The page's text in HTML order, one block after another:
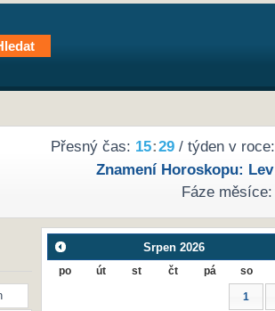
Přesný čas: 15 29/ týden v roce:
Znamení Horoskopu: Lev
Fáze měsíce:
Srpen 2026
po út st čt pá so
1